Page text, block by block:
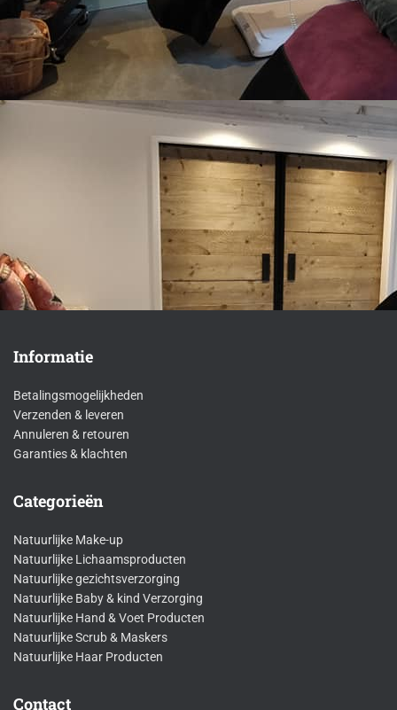
Informatie
Betalingsmogelijkheden
Verzenden & leveren
Annuleren & retouren
Garanties & klachten
Categorieën
Natuurlijke Make-up
Natuurlijke Lichaamsproducten
Natuurlijke gezichtsverzorging
Natuurlijke Baby & kind Verzorging
Natuurlijke Hand & Voet Producten
Natuurlijke Scrub & Maskers
Natuurlijke Haar Producten
Contact